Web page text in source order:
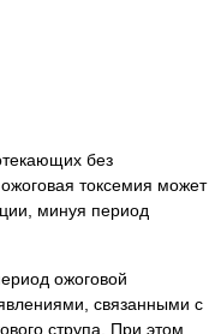
без
токсемия может
минуя период
ожоговой
связанными с
струпа. При этом